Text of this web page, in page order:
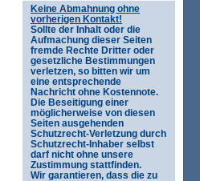
Keine Abmahnung ohne
vorherigen Kontakt!
Sollte der Inhalt oder die
Aufmachung dieser Seiten
fremde Rechte Dritter oder
gesetzliche Bestimmungen
verletzen, so bitten wir um
eine entsprechende
Nachricht ohne Kostennote.
Die Beseitigung einer
möglicherweise von diesen
Seiten ausgehenden
Schutzrecht-Verletzung durch
Schutzrecht-Inhaber selbst
darf nicht ohne unsere
Zustimmung stattfinden.
Wir garantieren, dass die zu